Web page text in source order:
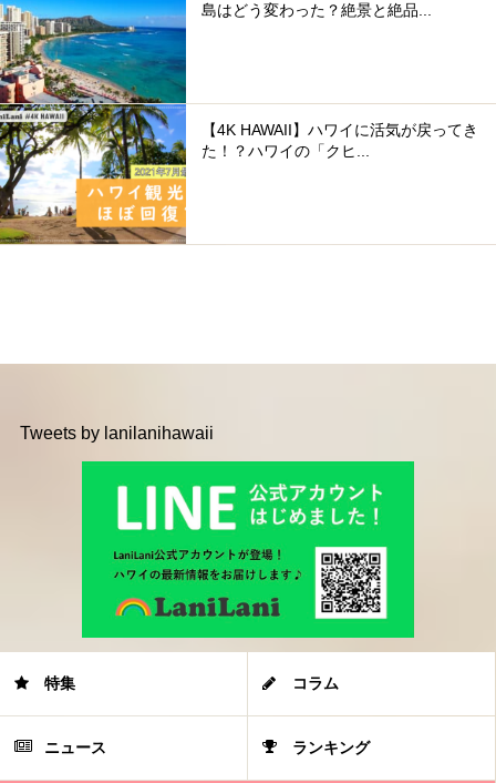
島はどう変わった？絶景と絶品...
【4K HAWAII】ハワイに活気が戻ってき
た！？ハワイの「クヒ...
Tweets by lanilanihawaii
特集 コラム
ニュース ランキング